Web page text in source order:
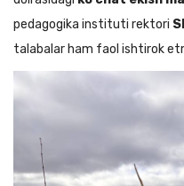
pedagogika instituti rektori
talabalar ham faol ishtirok